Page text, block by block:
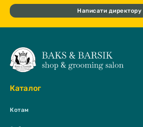
Написати директору
Каталог
Котам